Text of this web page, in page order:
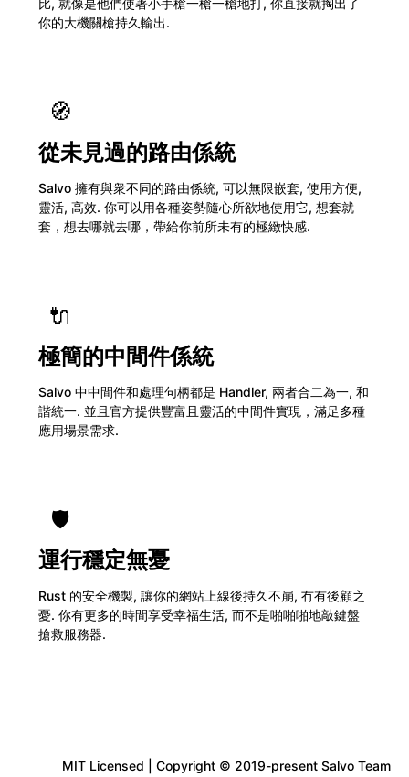
比, 就像是他們使著小手槍一槍一槍地打, 你直接就掏出了
你的大機關槍持久輸出.
🧭
從未見過的路由係統
Salvo 擁有與衆不同的路由係統, 可以無限嵌套, 使用方便,
靈活, 高效. 你可以用各種姿勢隨心所欲地使用它, 想套就
套，想去哪就去哪，帶給你前所未有的極緻快感.
🔌
極簡的中間件係統
Salvo 中中間件和處理句柄都是 Handler, 兩者合二為一, 和
諧統一. 並且官方提供豐富且靈活的中間件實現，滿足多種
應用場景需求.
🛡️
運行穩定無憂
Rust 的安全機製, 讓你的網站上線後持久不崩, 冇有後顧之
憂. 你有更多的時間享受幸福生活, 而不是啪啪啪地敲鍵盤
搶救服務器.
MIT Licensed | Copyright © 2019-present Salvo Team